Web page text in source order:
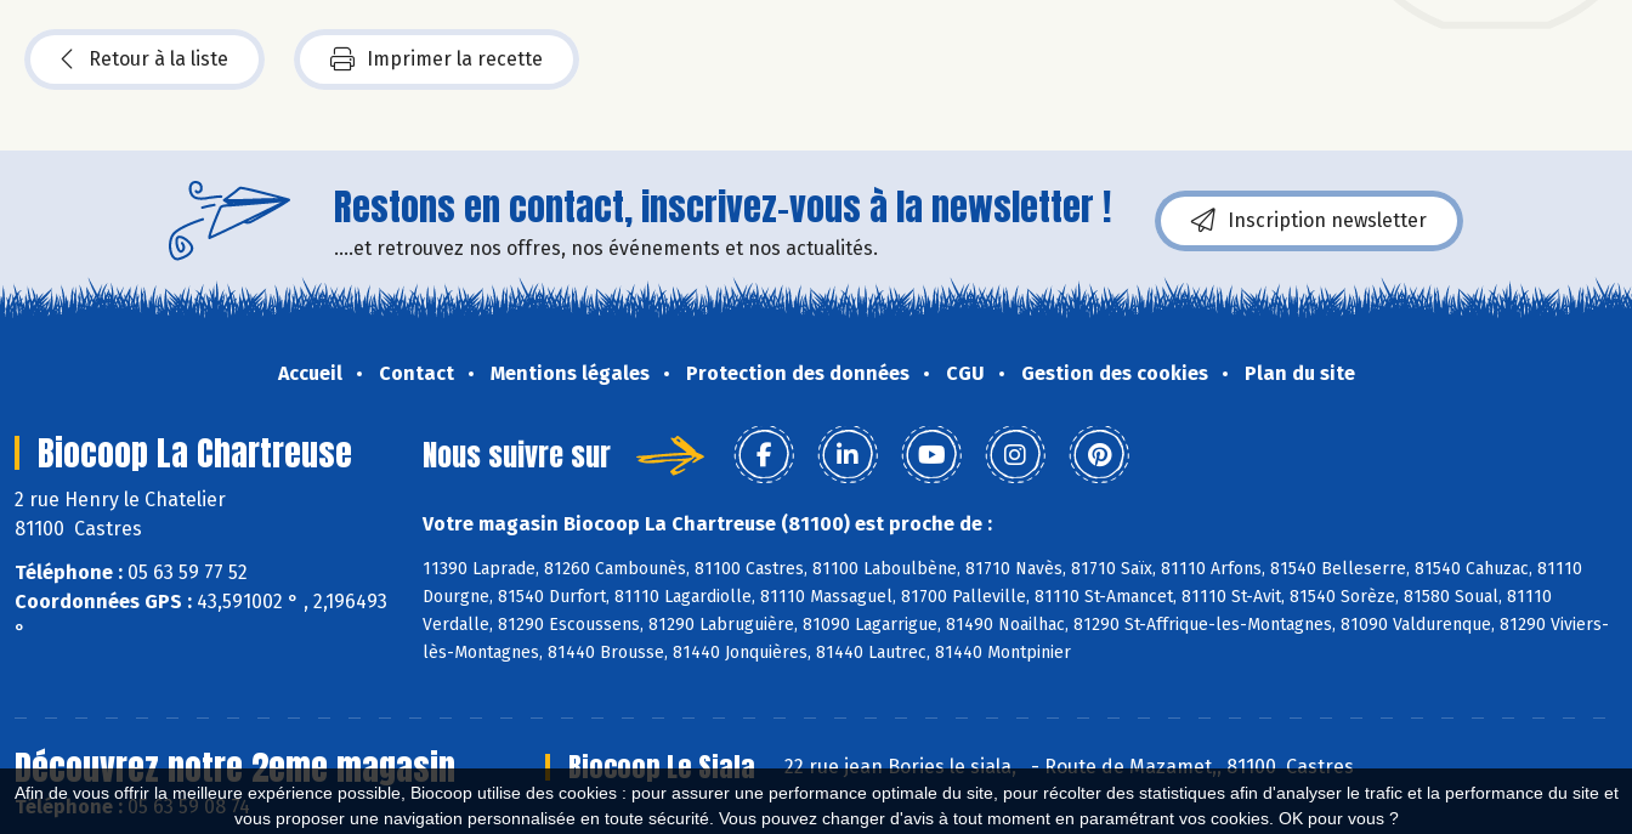
Afin de vous offrir la meilleure expérience possible, Biocoop utilise des cookies : pour assurer une performance optimale du site, pour récolter des statistiques afin d'analyser le trafic et la performance du site et
vous proposer une navigation personnalisée en toute sécurité. Vous pouvez changer d'avis à tout moment en paramétrant vos cookies. OK pour vous ?
Retour à la liste Imprimer la recette
Restons en contact, inscrivez-vous à la newsletter !
....et retrouvez nos offres, nos événements et nos actualités.
Inscription newsletter
Accueil Contact Mentions légales Protection des données CGU Gestion des cookies Plan du site
Biocoop La Chartreuse
2 rue Henry le Chatelier
81100 Castres
Téléphone : 05 63 59 77 52
Coordonnées GPS : 43,591002 ° , 2,196493
°
Nous suivre sur
Votre magasin Biocoop La Chartreuse (81100) est proche de :
11390 Laprade, 81260 Cambounès, 81100 Castres, 81100 Laboulbène, 81710 Navès, 81710 Saïx, 81110 Arfons, 81540 Belleserre, 81540 Cahuzac, 81110
Dourgne, 81540 Durfort, 81110 Lagardiolle, 81110 Massaguel, 81700 Palleville, 81110 St-Amancet, 81110 St-Avit, 81540 Sorèze, 81580 Soual, 81110
Verdalle, 81290 Escoussens, 81290 Labruguière, 81090 Lagarrigue, 81490 Noailhac, 81290 St-Affrique-les-Montagnes, 81090 Valdurenque, 81290 Viviers-
lès-Montagnes, 81440 Brousse, 81440 Jonquières, 81440 Lautrec, 81440 Montpinier
Découvrez notre 2eme magasin Biocoop Le Siala 22 rue jean Bories le siala,-Route de Mazamet,, 81100 Castres
Téléphone : 05 63 59 08 74